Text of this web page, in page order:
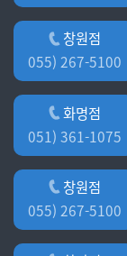
창원점
055) 267-5100
화명점
051) 361-1075
창원점
055) 267-5100